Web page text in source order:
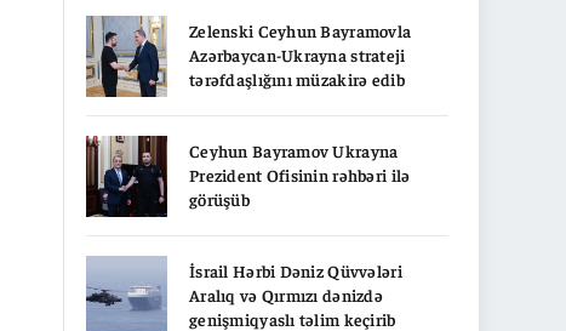
Zelenski Ceyhun Bayramovla
Azərbaycan-Ukrayna strateji
tərəfdaşlığını müzakirə edib
Ceyhun Bayramov Ukrayna
Prezident Ofisinin rəhbəri ilə
görüşüb
İsrail Hərbi Dəniz Qüvvələri
Aralıq və Qırmızı dənizdə
genişmiqyaslı təlim keçirib